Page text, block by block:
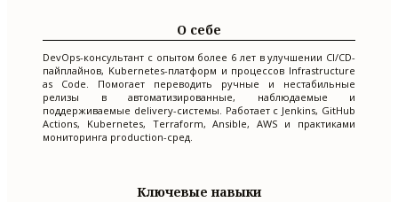
О себе
DevOps-консультант с опытом более 6 лет в улучшении CI/CD-
пайплайнов, Kubernetes-платформ и процессов Infrastructure
as Code. Помогает переводить ручные и нестабильные
релизы в автоматизированные, наблюдаемые и
поддерживаемые delivery-системы. Работает с Jenkins, GitHub
Actions, Kubernetes, Terraform, Ansible, AWS и практиками
мониторинга production-сред.
Ключевые навыки